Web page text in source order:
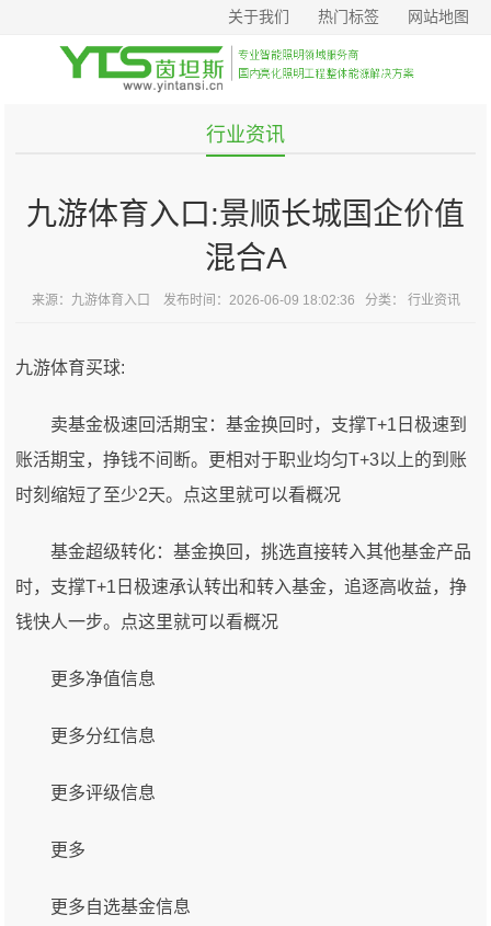
关于我们 热门标签 网站地图
行业资讯
九游体育入口:景顺长城国企价值
混合A
来源： 九游体育入口 发布时间：2026-06-09 18:02:36 分类： 行业资讯
九游体育买球:
卖基金极速回活期宝：基金换回时，支撑T+1日极速到
账活期宝，挣钱不间断。更相对于职业均匀T+3以上的到账
时刻缩短了至少2天。点这里就可以看概况
基金超级转化：基金换回，挑选直接转入其他基金产品
时，支撑T+1日极速承认转出和转入基金，追逐高收益，挣
钱快人一步。点这里就可以看概况
更多净值信息
更多分红信息
更多评级信息
更多
更多自选基金信息